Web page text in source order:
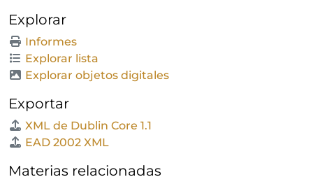
Explorar
Informes
Explorar lista
Explorar objetos digitales
Exportar
XML de Dublin Core 1.1
EAD 2002 XML
Materias relacionadas